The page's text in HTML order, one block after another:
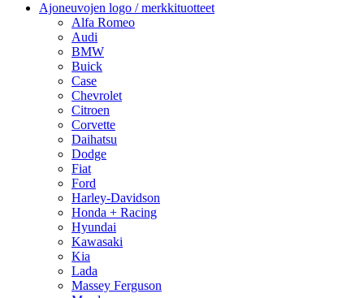
Ajoneuvojen logo / merkkituotteet
Alfa Romeo
Audi
BMW
Buick
Case
Chevrolet
Citroen
Corvette
Daihatsu
Dodge
Fiat
Ford
Harley-Davidson
Honda + Racing
Hyundai
Kawasaki
Kia
Lada
Massey Ferguson